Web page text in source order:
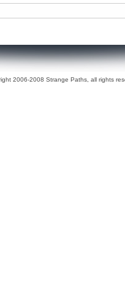
2006-2008 Strange Paths, all rights